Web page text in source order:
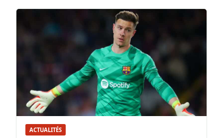
ACTUALITÉS